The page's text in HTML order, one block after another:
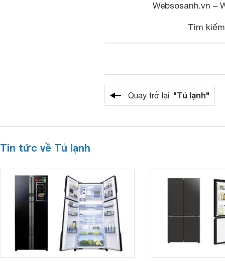
Websosanh.vn –
Tìm
Quay trở lại "Tủ lạnh"
Tin tức về Tủ lạnh